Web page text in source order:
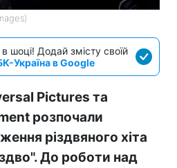
шоці! Додай змісту своїй
Україна в Google
Pictures та
розпочали
різдвяного хіта
До роботи над